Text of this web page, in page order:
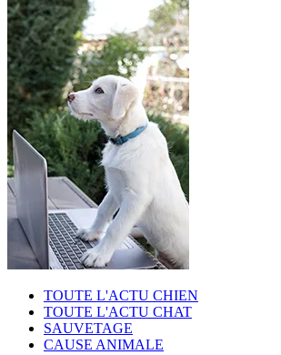
TOUTE L'ACTU CHIEN
TOUTE L'ACTU CHAT
SAUVETAGE
CAUSE ANIMALE